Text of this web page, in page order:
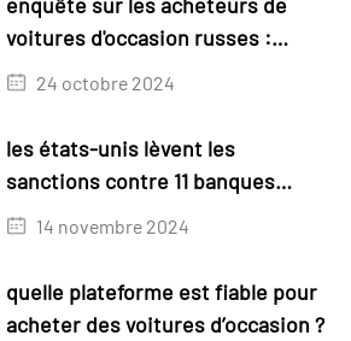
voitures d'occasion russes :
préférez les voitures âgées de 4 à
24 octobre 2024
les états-unis lèvent les
sanctions contre 11 banques
russes
14 novembre 2024
quelle plateforme est fiable pour
acheter des voitures d’occasion ?